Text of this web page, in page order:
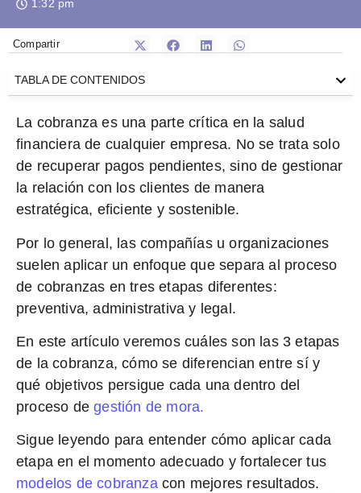
1:32 pm
Compartir
TABLA DE CONTENIDOS
La cobranza es una parte crítica en la salud
financiera de cualquier empresa. No se trata solo
de recuperar pagos pendientes, sino de gestionar
la relación con los clientes de manera
estratégica, eficiente y sostenible.
Por lo general, las compañías u organizaciones
suelen aplicar un enfoque que separa al proceso
de cobranzas en tres etapas diferentes:
preventiva, administrativa y legal.
En este artículo veremoscuáles son las 3 etapas
de la cobranza, cómo se diferencian entre sí y
qué objetivos persigue cada una dentro del
proceso degestión de mora.
Sigue leyendo para entender cómo aplicar cada
etapa en el momento adecuado y fortalecer tus
modelos de cobranzacon mejores resultados.